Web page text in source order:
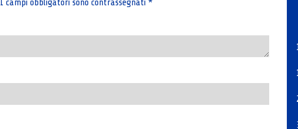
I campi obbligatori sono contrassegnati *